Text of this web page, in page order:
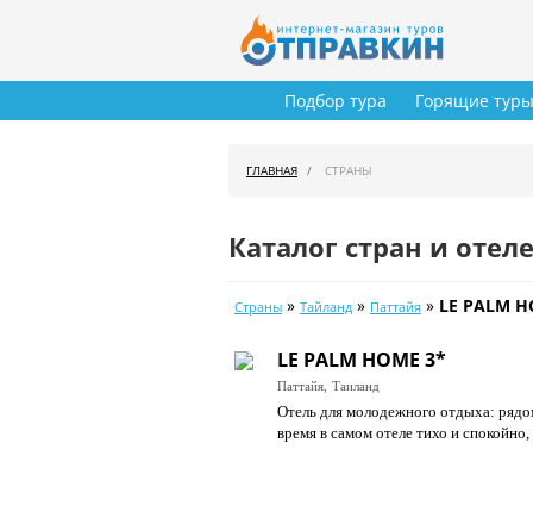
Подбор тура Горящие туры
ГЛАВНАЯ СТРАНЫ
Каталог стран и
Страны » Тайланд » Паттайя » LE PALM
LE PALM HOME 3*
Паттайя, Таиланд
Отель для молодежного отдыха:
время в самом отеле тихо и